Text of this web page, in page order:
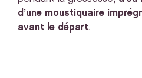
d’une moustiquaire
avant le départ.